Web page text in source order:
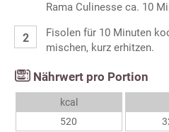
Rama Culinesse ca. 10
Fisolen für 10 Minuten
mischen, kurz erhitzen.
Nährwert pro Portion
kcal
520